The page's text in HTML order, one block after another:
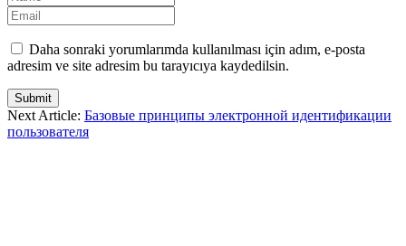
Daha sonraki yorumlarımda kullanılması için adım, e-posta
adresim ve site adresim bu tarayıcıya kaydedilsin.
Submit
Next Article: Базовые принципы электронной идентификации
пользователя